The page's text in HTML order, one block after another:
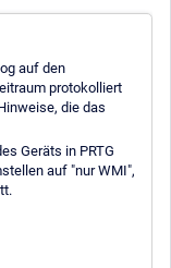
auf den
protokolliert
die das
Geräts in PRTG
auf "nur WMI",